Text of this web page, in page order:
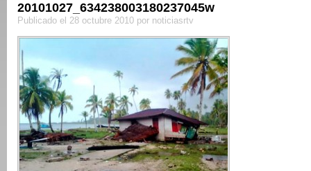
20101027_634238003180237045w
Publicado el 28 octubre 2010 por noticiasrtv